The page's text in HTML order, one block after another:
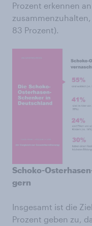
Prozent erkennen
83 Prozent).
Schoko-
gern
Insgesamt ist die
Prozent geben zu,